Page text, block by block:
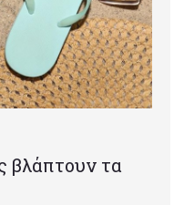
βλάπτουν τα